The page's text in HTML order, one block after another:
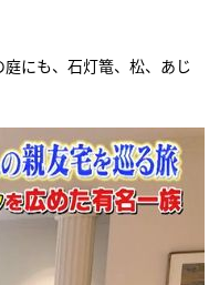
にも、石灯篭、松、あじ